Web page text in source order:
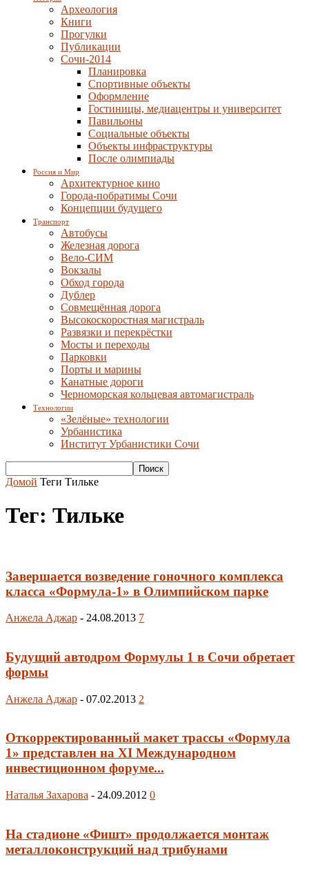
Археология
Книги
Прогулки
Публикации
Сочи-2014
Планировка
Спортивные объекты
Оформление
Гостиницы, медиацентры и университет
Павильоны
Социальные объекты
Объекты инфраструктуры
После олимпиады
Россия и Мир
Архитектурное кино
Города-побратимы Сочи
Концепции будущего
Транспорт
Автобусы
Железная дорога
Вело-СИМ
Вокзалы
Обход города
Дублер
Совмещённая дорога
Высокоскоростная магистраль
Развязки и перекрёстки
Мосты и переходы
Парковки
Порты и марины
Канатные дороги
Черноморская кольцевая автомагистраль
Технологии
«Зелёные» технологии
Урбанистика
Институт Урбанистики Сочи
Домой Теги Тильке
Тег: Тильке
Завершается возведение гоночного комплекса
класса «Формула-1» в Олимпийском парке
Анжела Аджар - 24.08.2013 7
Будущий автодром Формулы 1 в Сочи обретает
формы
Анжела Аджар - 07.02.2013 2
Откорректированный макет трассы «Формула
1» представлен на XI Международном
инвестиционном форуме...
Наталья Захарова - 24.09.2012 0
На стадионе «Фишт» продолжается монтаж
металлоконструкций над трибунами